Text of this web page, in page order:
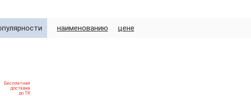
наименованию цене
Бесплатная
доставка
до ТК